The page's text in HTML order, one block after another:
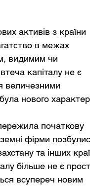
активів з країни
в межах
видимим чи
капіталу не є
величезними
нового
початкову
фірми
та інших
більше не є
всупереч новим